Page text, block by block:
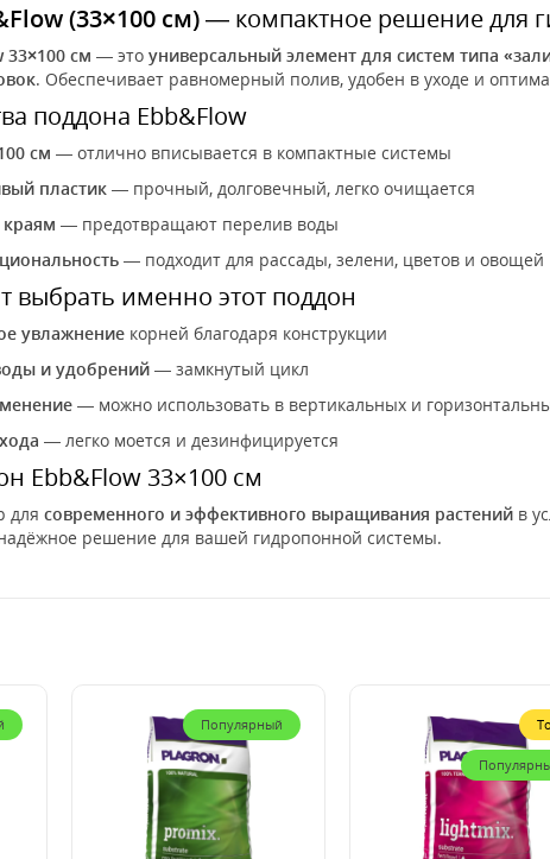
(33×100 см)— компактное решение для
33×100 см — это универсальный элемент для систем типа
. Обеспечивает равномерный полив, удобен в уходе и
поддона Ebb&Flow
см — отлично вписывается в компактные системы
пластик — прочный, долговечный, легко очищается
— предотвращают перелив воды
— подходит для рассады, зелени, цветов и овощей
выбрать именно этот поддон
увлажнение корней благодаря конструкции
и удобрений — замкнутый цикл
— можно использовать в вертикальных и
— легко моется и дезинфицируется
Ebb&Flow 33×100 см
для современного и эффективного выращивания растений в
решение для вашей гидропонной системы.
Популярный